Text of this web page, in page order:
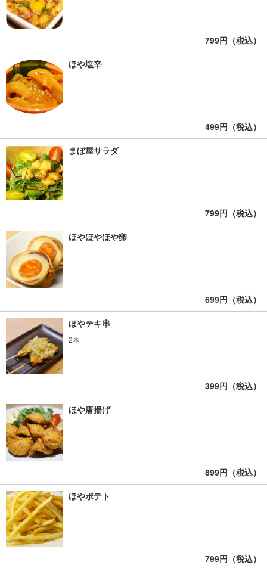
799円（税込）
ほや塩辛
499円（税込）
まぼ屋サラダ
799円（税込）
ほやほやほや卵
699円（税込）
ほやテキ串
2本
399円（税込）
ほや唐揚げ
899円（税込）
ほやポテト
799円（税込）